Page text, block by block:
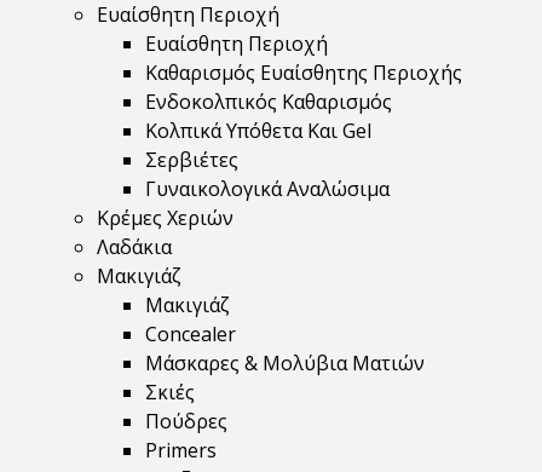
Ευαίσθητη Περιοχή
Ευαίσθητη Περιοχή
Καθαρισμός Ευαίσθητης Περιοχής
Ενδοκολπικός Καθαρισμός
Κολπικά Υπόθετα Και Gel
Σερβιέτες
Γυναικολογικά Αναλώσιμα
Κρέμες Χεριών
Λαδάκια
Μακιγιάζ
Μακιγιάζ
Concealer
Μάσκαρες & Μολύβια Ματιών
Σκιές
Πούδρες
Primers